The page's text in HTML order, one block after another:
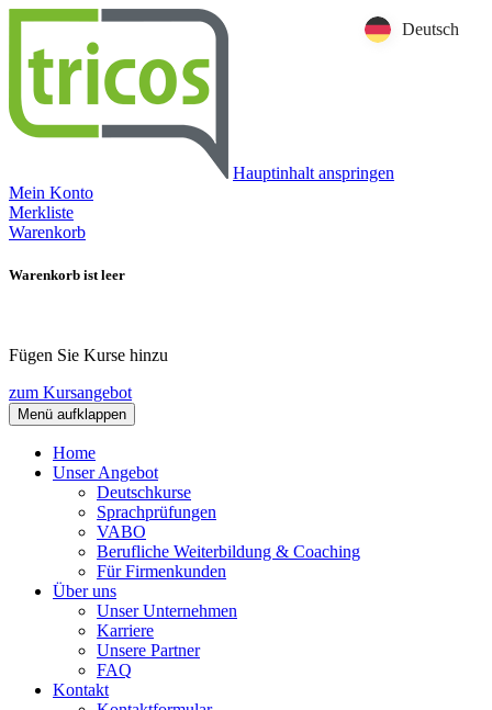
Hauptinhalt anspringen
Mein Konto
Merkliste
Warenkorb
Warenkorb ist leer
Fügen Sie Kurse hinzu
zum Kursangebot
Menü aufklappen
Home
Unser Angebot
Deutschkurse
Sprachprüfungen
VABO
Berufliche Weiterbildung & Coaching
Für Firmenkunden
Über uns
Unser Unternehmen
Karriere
Unsere Partner
FAQ
Kontakt
Deutsch